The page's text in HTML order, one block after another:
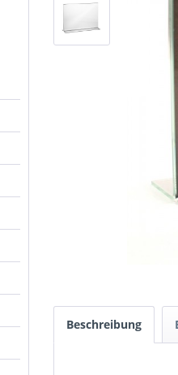
Beschreibung